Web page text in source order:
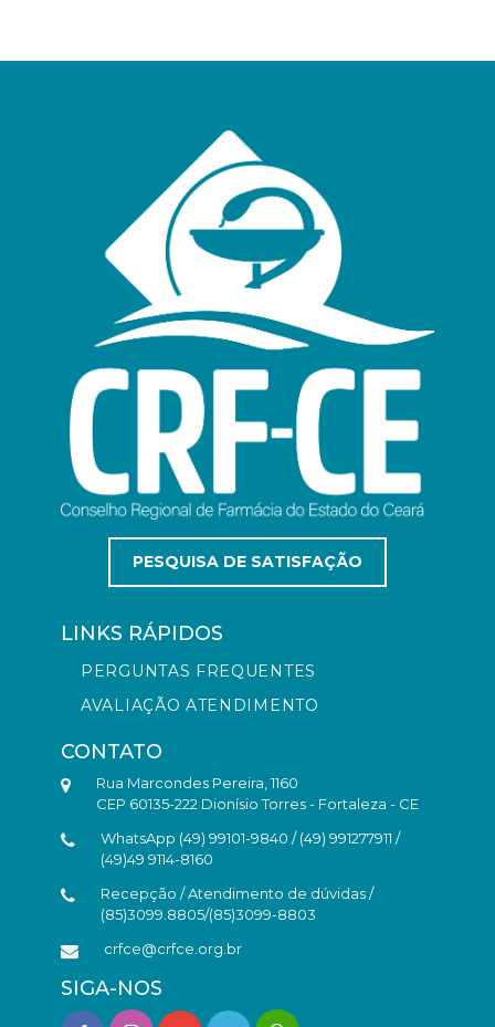
PESQUISA DE SATISFAÇÃO
LINKS RÁPIDOS
PERGUNTAS FREQUENTES
AVALIAÇÃO ATENDIMENTO
CONTATO
Rua Marcondes Pereira, 1160
CEP 60135-222 Dionísio Torres - Fortaleza - CE
WhatsApp (49) 99101-9840 / (49) 991277911 /
(49)49 9114-8160
Recepção / Atendimento de dúvidas /
(85)3099.8805/(85)3099-8803
crfce@crfce.org.br
SIGA-NOS